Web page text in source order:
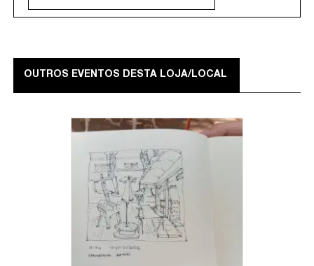
OUTROS EVENTOS DESTA LOJA/LOCAL